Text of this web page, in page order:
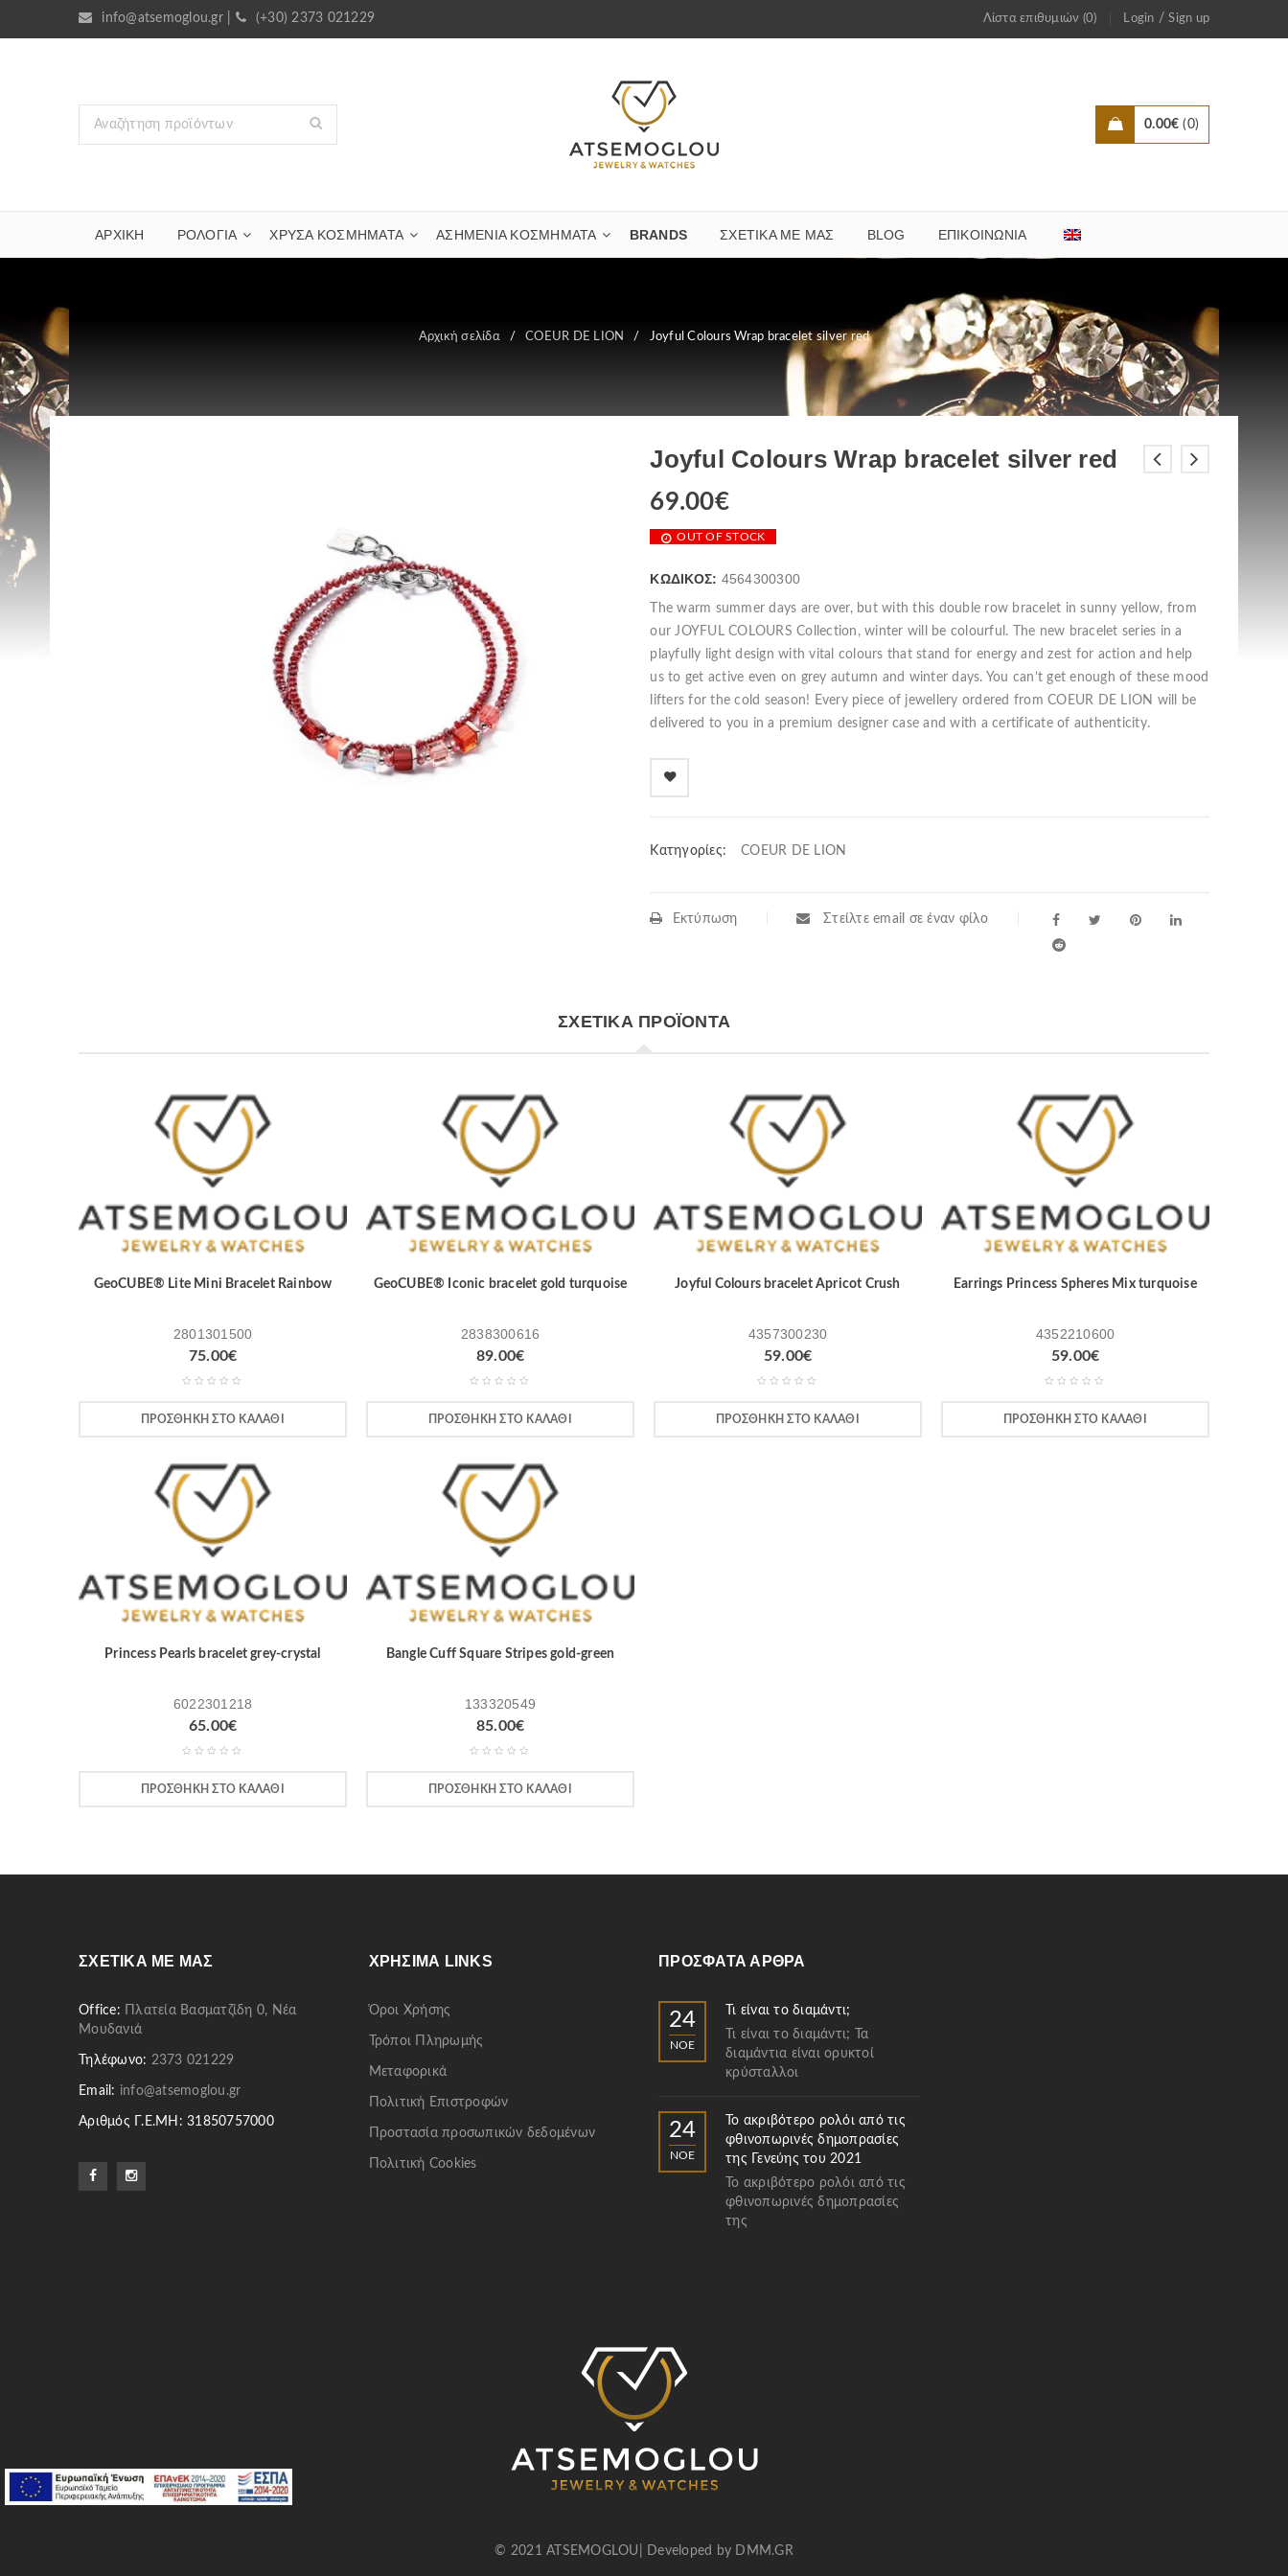
info@atsemoglou.gr| (+30) 2373 021229 Λίστα επιθυμιών (0) Login /Sign up
0.00€ 0
ΑΡΧΙΚΗ ΡΟΛΟΓΙΑ ΧΡΥΣΆ ΚΟΣΜΉΜΑΤΑ ΑΣΗΜΈΝΙΑ ΚΟΣΜΉΜΑΤΑ BRANDS ΣΧΕΤΙΚΆ ΜΕ ΜΑΣ BLOG ΕΠΙΚΟΙΝΩΝΊΑ
Αρχική σελίδα / COEUR DE LION / Joyful Colours Wrap bracelet silver red
Joyful Colours Wrap bracelet silver red
69.00€
OUT OF STOCK
ΚΩΔΙΚΌΣ: 4564300300
The warm summer days are over, but with this double row bracelet in sunny yellow, from
our JOYFUL COLOURS Collection, winter will be colourful. The new bracelet series in a
playfully light design with vital colours that stand for energy and zest for action and help
us to get active even on grey autumn and winter days. You can’t get enough of these mood
lifters for the cold season! Every piece of jewellery ordered from COEUR DE LION will be
delivered to you in a premium designer case and with a certificate of authenticity.
Κατηγορίες: COEUR DE LION
Εκτύπωση Στείλτε email σε έναν φίλο
ΣΧΕΤΙΚΆ ΠΡΟΪΌΝΤΑ
GeoCUBE® Lite Mini Bracelet Rainbow
2801301500
75.00€
ΠΡΟΣΘΉΚΗ ΣΤΟ ΚΑΛΆΘΙ
GeoCUBE® Iconic bracelet gold turquoise
2838300616
89.00€
ΠΡΟΣΘΉΚΗ ΣΤΟ ΚΑΛΆΘΙ
Joyful Colours bracelet Apricot Crush
4357300230
59.00€
ΠΡΟΣΘΉΚΗ ΣΤΟ ΚΑΛΆΘΙ
Earrings Princess Spheres Mix turquoise
4352210600
59.00€
ΠΡΟΣΘΉΚΗ ΣΤΟ ΚΑΛΆΘΙ
Princess Pearls bracelet grey-crystal
6022301218
65.00€
ΠΡΟΣΘΉΚΗ ΣΤΟ ΚΑΛΆΘΙ
Bangle Cuff Square Stripes gold-green
133320549
85.00€
ΠΡΟΣΘΉΚΗ ΣΤΟ ΚΑΛΆΘΙ
ΣΧΕΤΙΚΆ ΜΕ ΜΑΣ
Office:
Πλατεία Βασματζίδη 0, Νέα
Μουδανιά
Τηλέφωνο: 2373 021229
Email: info@atsemoglou.gr
Αριθμός Γ.Ε.ΜΗ: 31850757000
ΧΡΉΣΙΜΑ LINKS
Όροι Χρήσης
Τρόποι Πληρωμής
Μεταφορικά
Πολιτική Επιστροφών
Προστασία προσωπικών δεδομένων
Πολιτική Cookies
ΠΡΌΣΦΑΤΑ ΆΡΘΡΑ
24
ΝΟΈ
Τι είναι το διαμάντι;
Τι είναι το διαμάντι; Τα
διαμάντια είναι ορυκτοί
κρύσταλλοι
24
ΝΟΈ
Το ακριβότερο ρολόι από τις
φθινοπωρινές δημοπρασίες
της Γενεύης του 2021
Το ακριβότερο ρολόι από τις
φθινοπωρινές δημοπρασίες
της
© 2021 ATSEMOGLOU| Developed by DMM.GR